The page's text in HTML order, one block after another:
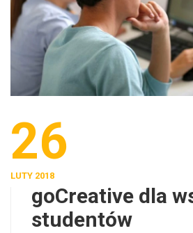
26
LUTY 2018
goCreative dla
studentów